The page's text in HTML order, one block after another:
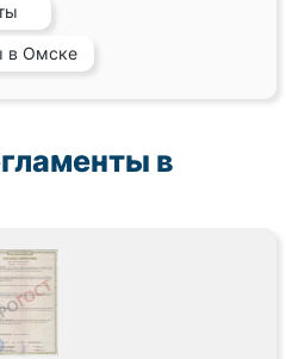
в Омске
в